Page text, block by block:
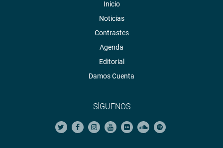
Inicio
Noticias
Contrastes
Agenda
Editorial
Damos Cuenta
SÍGUENOS